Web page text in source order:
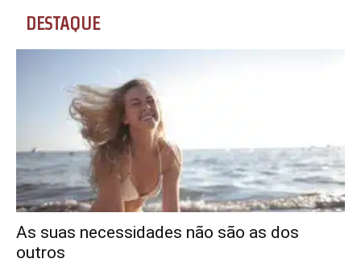
DESTAQUE
As suas necessidades não são as dos
outros